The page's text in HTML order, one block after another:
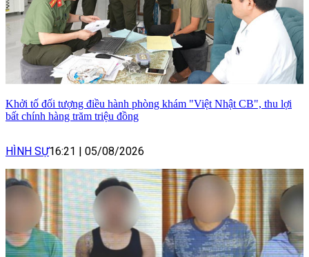
Khởi tố đối tượng điều hành phòng khám "Việt Nhật CB", thu lợi
bất chính hàng trăm triệu đồng
HÌNH SỰ16:21 05/08/2026